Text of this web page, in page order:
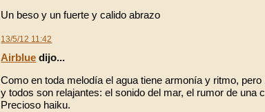
Un beso y un fuerte y calido abrazo
13/5/12 11:42
Airblue dijo...
Como en toda melodía el agua tiene armonía y ritmo,
y todos son relajantes: el sonido del mar, el rumor de una
Precioso haiku.